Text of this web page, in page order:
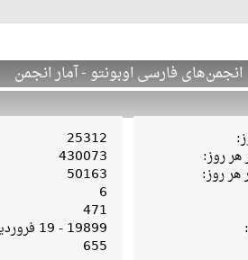
انجمن‌های فارسی اوبونتو - آمار انجمن
25312
430073
50163
6
471
19899 - 19 فروردین 1405، 04:11 ب‌ظ
655
روز:
روز: